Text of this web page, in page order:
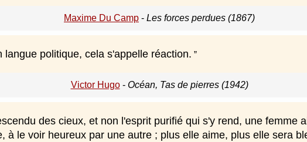
Maxime Du Camp - Les forces perdues (1867)
langue politique, cela s'appelle réaction.
Victor Hugo- Océan, Tas de pierres (1942)
des cieux, et non l'esprit purifié qui s'y rend, une femme
à le voir heureux par une autre ; plus elle aime, plus elle sera